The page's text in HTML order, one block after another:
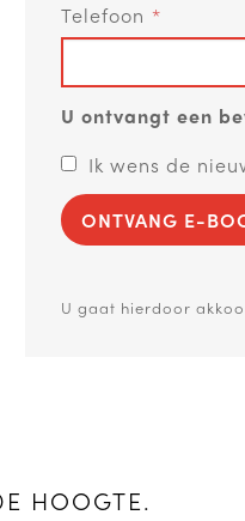
Telefoon
U ontvangt een
Ik wens de
ONTVANG E-
U gaat hierdoor
HOOGTE.